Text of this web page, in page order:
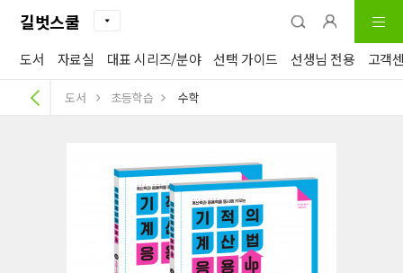
길벗스쿨
도서 자료실 대표 시리즈/분야 선택 가이드 선생님 전용 고객
도서 초등학습 수학